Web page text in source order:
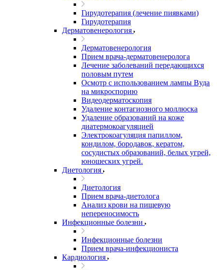
Гирудотерапия (лечение пиявками)
Гирудотерапия
Дерматовенерология
Дерматовенерология
Прием врача-дерматовенеролога
Лечение заболеваний передающихся
половым путем
Осмотр с использованием лампы Вуда
на микроспорию
Видеодерматоскопия
Удаление контагиозного моллюска
Удаление образований на коже
диатермокоагуляцией
Электрокоагуляция папиллом,
кондилом, бородавок, кератом,
сосудистых образований, белых угрей,
юношеских угрей.
Диетология
Диетология
Прием врача-диетолога
Анализ крови на пищевую
непереносимость
Инфекционные болезни
Инфекционные болезни
Прием врача-инфекциониста
Кардиология